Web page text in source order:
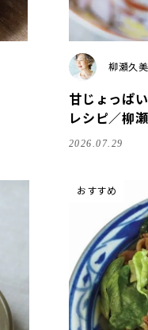
柳瀬久
甘じょっぱ
レシピ／柳
2026.07.29
おすすめ